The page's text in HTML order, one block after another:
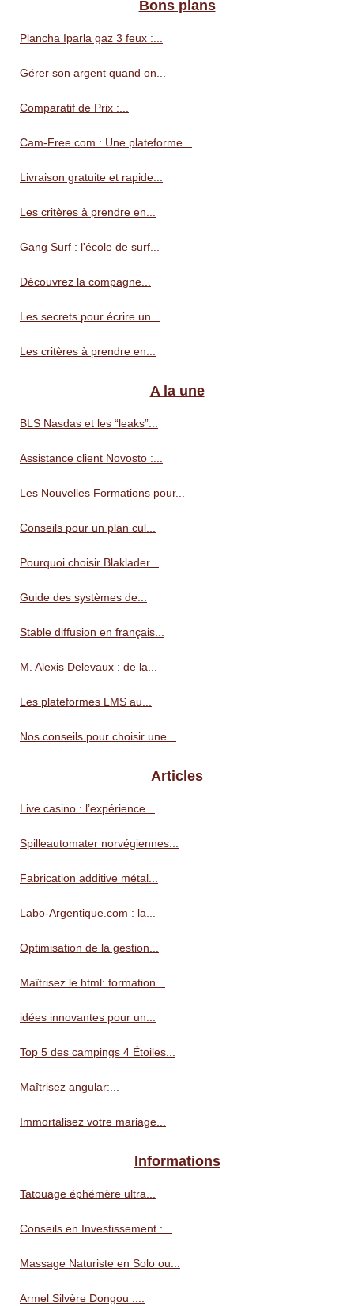
Bons plans
Plancha Iparla gaz 3 feux :...
Gérer son argent quand on...
Comparatif de Prix :...
Cam-Free.com : Une plateforme...
Livraison gratuite et rapide...
Les critères à prendre en...
Gang Surf : l'école de surf...
Découvrez la compagne...
Les secrets pour écrire un...
Les critères à prendre en...
A la une
BLS Nasdas et les “leaks”...
Assistance client Novosto :...
Les Nouvelles Formations pour...
Conseils pour un plan cul...
Pourquoi choisir Blaklader...
Guide des systèmes de...
Stable diffusion en français...
M. Alexis Delevaux : de la...
Les plateformes LMS au...
Nos conseils pour choisir une...
Articles
Live casino : l’expérience...
Spilleautomater norvégiennes...
Fabrication additive métal...
Labo-Argentique.com : la...
Optimisation de la gestion...
Maîtrisez le html: formation...
idées innovantes pour un...
Top 5 des campings 4 Étoiles...
Maîtrisez angular:...
Immortalisez votre mariage...
Informations
Tatouage éphémère ultra...
Conseils en Investissement :...
Massage Naturiste en Solo ou...
Armel Silvère Dongou :...